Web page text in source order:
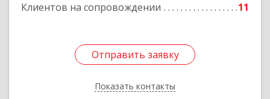
Клиентов на сопровождении 11
Отправить заявку
Показать контакты
Отправить заявку
Назад